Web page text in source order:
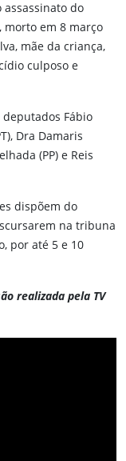
assassinato do
morto em 8 março
mãe da criança,
culposo e
Fábio
Dra Damaris
(PP) e Reis
dispõem do
na tribuna
por até 5 e 10
realizada pela TV